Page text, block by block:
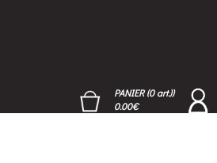
PANIER (0 art.))
0.00€